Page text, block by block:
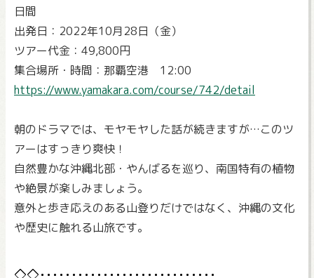
日間
出発日：2022年10月28日（金）
ツアー代金：49,800円
集合場所・時間：那覇空港 12:00
https://www.yamakara.com/course/742/detail
朝のドラマでは、モヤモヤした話が続きますが…このツ
アーはすっきり爽快！
自然豊かな沖縄北部・やんばるを巡り、南国特有の植物
や絶景が楽しみましょう。
意外と歩き応えのある山登りだけではなく、沖縄の文化
や歴史に触れる山旅です。